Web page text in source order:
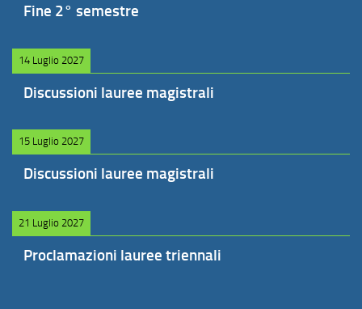
Fine 2° semestre
14 Luglio 2027
Discussioni lauree magistrali
15 Luglio 2027
Discussioni lauree magistrali
21 Luglio 2027
Proclamazioni lauree triennali